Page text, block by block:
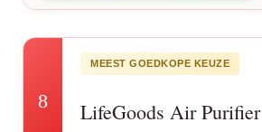
8
MEEST GOEDKOPE KEUZE
LifeGoods Air Purifier